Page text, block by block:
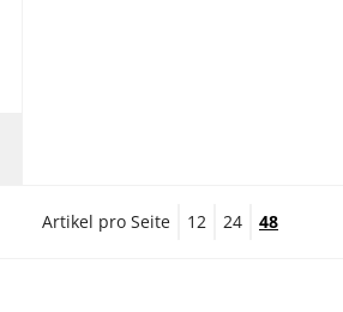
Artikel pro Seite 12 24 48